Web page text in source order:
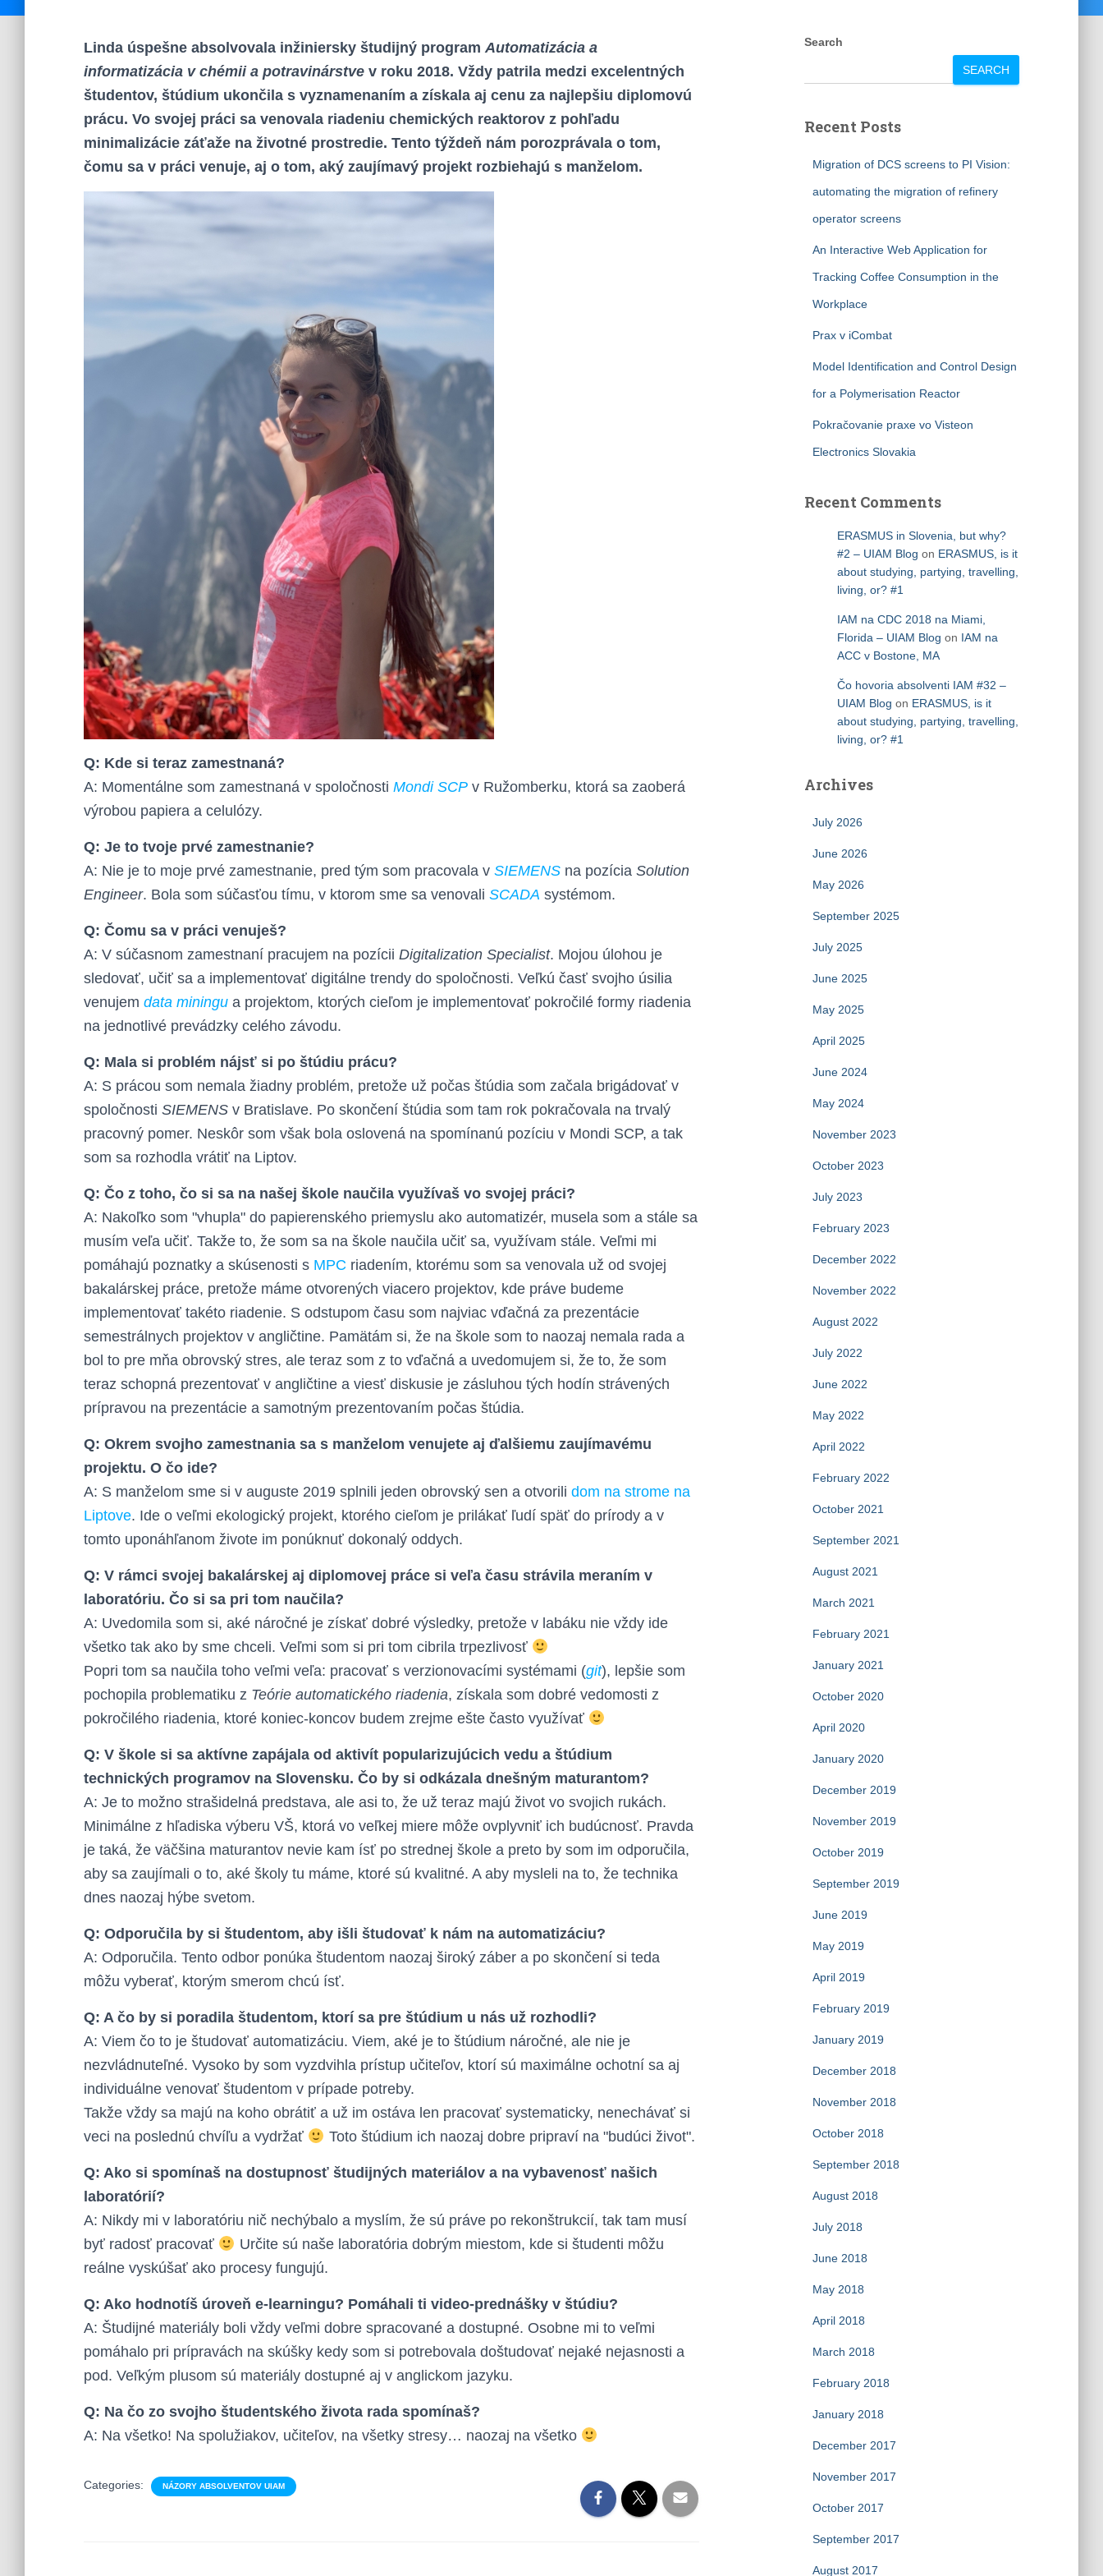
Linda úspešne absolvovala inžiniersky študijný program Automatizácia a
informatizácia v chémii a potravinárstve v roku 2018. Vždy patrila medzi excelentných
študentov, štúdium ukončila s vyznamenaním a získala aj cenu za najlepšiu diplomovú
prácu. Vo svojej práci sa venovala riadeniu chemických reaktorov z pohľadu
minimalizácie záťaže na životné prostredie. Tento týždeň nám porozprávala o tom,
čomu sa v práci venuje, aj o tom, aký zaujímavý projekt rozbiehajú s manželom.
Q: Kde si teraz zamestnaná?
A: Momentálne som zamestnaná v spoločnosti Mondi SCP v Ružomberku, ktorá sa zaoberá
výrobou papiera a celulózy.
Q: Je to tvoje prvé zamestnanie?
A: Nie je to moje prvé zamestnanie, pred tým som pracovala v SIEMENS na pozícia Solution
Engineer. Bola som súčasťou tímu, v ktorom sme sa venovali SCADA systémom.
Q: Čomu sa v práci venuješ?
A: V súčasnom zamestnaní pracujem na pozícii Digitalization Specialist. Mojou úlohou je
sledovať, učiť sa a implementovať digitálne trendy do spoločnosti. Veľkú časť svojho úsilia
venujem data miningu a projektom, ktorých cieľom je implementovať pokročilé formy riadenia
na jednotlivé prevádzky celého závodu.
Q: Mala si problém nájsť si po štúdiu prácu?
A: S prácou som nemala žiadny problém, pretože už počas štúdia som začala brigádovať v
spoločnosti SIEMENS v Bratislave. Po skončení štúdia som tam rok pokračovala na trvalý
pracovný pomer. Neskôr som však bola oslovená na spomínanú pozíciu v Mondi SCP, a tak
som sa rozhodla vrátiť na Liptov.
Q: Čo z toho, čo si sa na našej škole naučila využívaš vo svojej práci?
A: Nakoľko som "vhupla" do papierenského priemyslu ako automatizér, musela som a stále sa
musím veľa učiť. Takže to, že som sa na škole naučila učiť sa, využívam stále. Veľmi mi
pomáhajú poznatky a skúsenosti s MPC riadením, ktorému som sa venovala už od svojej
bakalárskej práce, pretože máme otvorených viacero projektov, kde práve budeme
implementovať takéto riadenie. S odstupom času som najviac vďačná za prezentácie
semestrálnych projektov v angličtine. Pamätám si, že na škole som to naozaj nemala rada a
bol to pre mňa obrovský stres, ale teraz som z to vďačná a uvedomujem si, že to, že som
teraz schopná prezentovať v angličtine a viesť diskusie je zásluhou tých hodín strávených
prípravou na prezentácie a samotným prezentovaním počas štúdia.
Q: Okrem svojho zamestnania sa s manželom venujete aj ďalšiemu zaujímavému
projektu. O čo ide?
A: S manželom sme si v auguste 2019 splnili jeden obrovský sen a otvorili dom na strome na
Liptove. Ide o veľmi ekologický projekt, ktorého cieľom je prilákať ľudí späť do prírody a v
tomto uponáhľanom živote im ponúknuť dokonalý oddych.
Q: V rámci svojej bakalárskej aj diplomovej práce si veľa času strávila meraním v
laboratóriu. Čo si sa pri tom naučila?
A: Uvedomila som si, aké náročné je získať dobré výsledky, pretože v labáku nie vždy ide
všetko tak ako by sme chceli. Veľmi som si pri tom cibrila trpezlivosť
Popri tom sa naučila toho veľmi veľa: pracovať s verzionovacími systémami (git), lepšie som
pochopila problematiku z Teórie automatického riadenia, získala som dobré vedomosti z
pokročilého riadenia, ktoré koniec-koncov budem zrejme ešte často využívať
Q: V škole si sa aktívne zapájala od aktivít popularizujúcich vedu a štúdium
technických programov na Slovensku. Čo by si odkázala dnešným maturantom?
A: Je to možno strašidelná predstava, ale asi to, že už teraz majú život vo svojich rukách.
Minimálne z hľadiska výberu VŠ, ktorá vo veľkej miere môže ovplyvniť ich budúcnosť. Pravda
je taká, že väčšina maturantov nevie kam ísť po strednej škole a preto by som im odporučila,
aby sa zaujímali o to, aké školy tu máme, ktoré sú kvalitné. A aby mysleli na to, že technika
dnes naozaj hýbe svetom.
Q: Odporučila by si študentom, aby išli študovať k nám na automatizáciu?
A: Odporučila. Tento odbor ponúka študentom naozaj široký záber a po skončení si teda
môžu vyberať, ktorým smerom chcú ísť.
Q: A čo by si poradila študentom, ktorí sa pre štúdium u nás už rozhodli?
A: Viem čo to je študovať automatizáciu. Viem, aké je to štúdium náročné, ale nie je
nezvládnuteľné. Vysoko by som vyzdvihla prístup učiteľov, ktorí sú maximálne ochotní sa aj
individuálne venovať študentom v prípade potreby.
Takže vždy sa majú na koho obrátiť a už im ostáva len pracovať systematicky, nenechávať si
veci na poslednú chvíľu a vydržať
Toto štúdium ich naozaj dobre pripraví na "budúci život".
Q: Ako si spomínaš na dostupnosť študijných materiálov a na vybavenosť našich
laboratórií?
A: Nikdy mi v laboratóriu nič nechýbalo a myslím, že sú práve po rekonštrukcií, tak tam musí
byť radosť pracovať
Určite sú naše laboratória dobrým miestom, kde si študenti môžu
reálne vyskúšať ako procesy fungujú.
Q: Ako hodnotíš úroveň e-learningu? Pomáhali ti video-prednášky v štúdiu?
A: Študijné materiály boli vždy veľmi dobre spracované a dostupné. Osobne mi to veľmi
pomáhalo pri prípravách na skúšky kedy som si potrebovala doštudovať nejaké nejasnosti a
pod. Veľkým plusom sú materiály dostupné aj v anglickom jazyku.
Q: Na čo zo svojho študentského života rada spomínaš?
A: Na všetko! Na spolužiakov, učiteľov, na všetky stresy… naozaj na všetko
Categories: NÁZORY ABSOLVENTOV UIAM
Search
SEARCH
Recent Posts
Migration of DCS screens to PI Vision:
automating the migration of refinery
operator screens
An Interactive Web Application for
Tracking Coffee Consumption in the
Workplace
Prax v iCombat
Model Identification and Control Design
for a Polymerisation Reactor
Pokračovanie praxe vo Visteon
Electronics Slovakia
Recent Comments
ERASMUS in Slovenia, but why?
#2 – UIAM Blog on ERASMUS, is it
about studying, partying, travelling,
living, or? #1
IAM na CDC 2018 na Miami,
Florida – UIAM Blog on IAM na
ACC v Bostone, MA
Čo hovoria absolventi IAM #32 –
UIAM Blog on ERASMUS, is it
about studying, partying, travelling,
living, or? #1
Archives
July 2026
June 2026
May 2026
September 2025
July 2025
June 2025
May 2025
April 2025
June 2024
May 2024
November 2023
October 2023
July 2023
February 2023
December 2022
November 2022
August 2022
July 2022
June 2022
May 2022
April 2022
February 2022
October 2021
September 2021
August 2021
March 2021
February 2021
January 2021
October 2020
April 2020
January 2020
December 2019
November 2019
October 2019
September 2019
June 2019
May 2019
April 2019
February 2019
January 2019
December 2018
November 2018
October 2018
September 2018
August 2018
July 2018
June 2018
May 2018
April 2018
March 2018
February 2018
January 2018
December 2017
November 2017
October 2017
September 2017
August 2017